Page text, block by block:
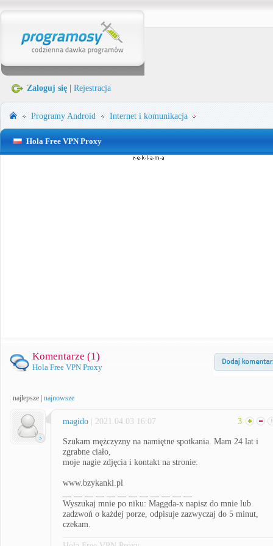
Zaloguj się Rejestracja
ProgramyAndroid Internet i komunikacja
Hola Free VPN Proxy
Komentarze (1)
Hola Free VPN Proxy
najlepsze najnowsze
magido | 2021.04.03 16:07 3
Szukam mężczyzny na namiętne spotkania. Mam 24 lat i
zgrabne ciało,
moje nagie zdjęcia i kontakt na stronie:
www.bzykanki.pl
Wyszukaj mnie po niku: Maggda-x napisz do mnie lub
zadzwoń o każdej porze, odpisuje zazwyczaj do 5 minut,
czekam.